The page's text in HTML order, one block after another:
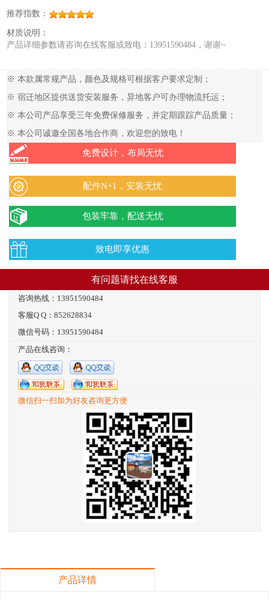
推荐指数：
材质说明：
产品详细参数请咨询在线客服或致电：13951590484，谢谢~
※ 本款属常规产品，颜色及规格可根据客户要求定制；
※ 宿迁地区提供送货安装服务，异地客户可办理物流托运；
※ 本公司产品享受三年免费保修服务，并定期跟踪产品质量；
※ 本公司诚邀全国各地合作商，欢迎您的致电！
免费设计，布局无忧
配件N+1，安装无忧
包装牢靠，配送无忧
致电即享优惠
有问题请找在线客服
咨询热线：13951590484
客服Q Q：852628834
微信号码：13951590484
产品在线咨询：
微信扫一扫加为好友咨询更方便
产品详情